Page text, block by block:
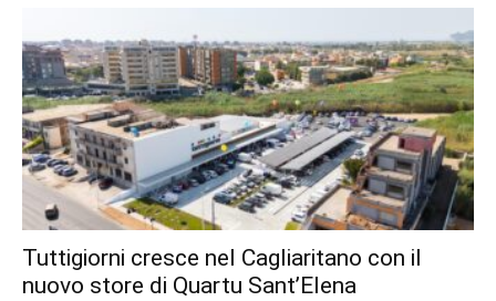
Tuttigiorni cresce nel Cagliaritano con il
nuovo store di Quartu Sant’Elena